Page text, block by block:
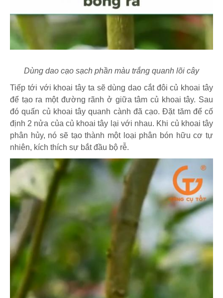
Dùng dao cạo sạch phần màu trắng quanh lõi cây
Tiếp tới với khoai tây ta sẽ dùng dao cắt đôi củ khoai tây
để tạo ra một đường rãnh ở giữa tâm củ khoai tây. Sau
đó quấn củ khoai tây quanh cành đã cạo. Đặt tăm để cố
định 2 nửa của củ khoai tây lại với nhau. Khi củ khoai tây
phân hủy, nó sẽ tạo thành một loại phân bón hữu cơ tự
nhiên, kích thích sự bắt đầu bộ rễ.